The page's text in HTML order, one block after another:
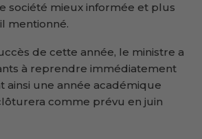
société mieux informée et plus
mentionné.
de cette année, le ministre a
à reprendre immédiatement
ainsi une année académique
comme prévu en juin